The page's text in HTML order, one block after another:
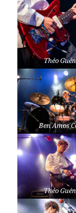
Théo
Ben Amos
Théo